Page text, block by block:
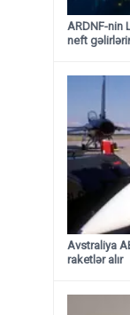
ARDNF-nin
neft
Avstraliya
raketlər alır